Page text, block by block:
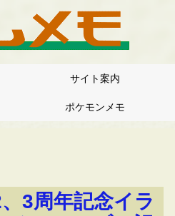
サイト案内
ポケモンメモ
3周年記念イラ